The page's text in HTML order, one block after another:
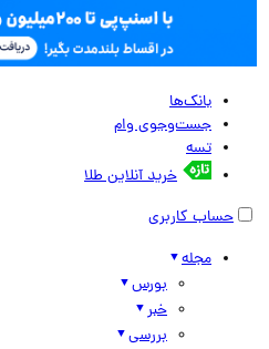
بانک‌ها
جست‌وجوی وام
تسه
خرید آنلاین طلا
حساب کاربری
مجله
بورس
خبر
بررسی